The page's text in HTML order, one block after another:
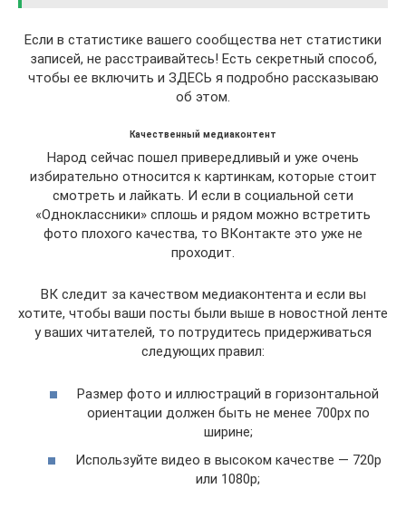
Если в статистике вашего сообщества нет статистики
записей, не расстраивайтесь! Есть секретный способ,
чтобы ее включить и ЗДЕСЬ я подробно рассказываю
об этом.
Качественный медиаконтент
Народ сейчас пошел привередливый и уже очень
избирательно относится к картинкам, которые стоит
смотреть и лайкать. И если в социальной сети
«Одноклассники» сплошь и рядом можно встретить
фото плохого качества, то ВКонтакте это уже не
проходит.
ВК следит за качеством медиаконтента и если вы
хотите, чтобы ваши посты были выше в новостной ленте
у ваших читателей, то потрудитесь придерживаться
следующих правил:
Размер фото и иллюстраций в горизонтальной
ориентации должен быть не менее 700px по
ширине;
Используйте видео в высоком качестве — 720p
или 1080р;